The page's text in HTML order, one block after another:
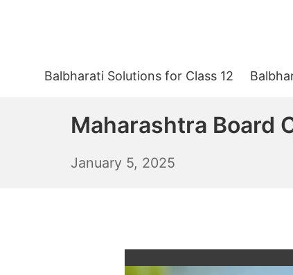
Balbharati Solutions for Class 12
Maharashtra Board
January 5, 2025